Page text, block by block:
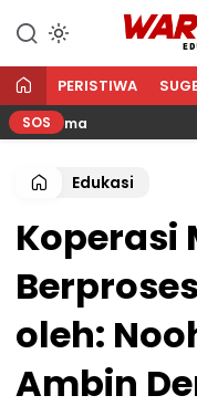
WARTA
PERISTIWA
SOS
Edukasi
Koperasi
oleh:
Ambin